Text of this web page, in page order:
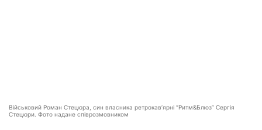
Військовий Роман Стецюра, син власника ретрокавʼярні “Ритм&Блюз” Сергія
Стецюри. Фото надане співрозмовником